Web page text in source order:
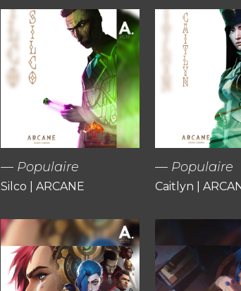
Populaire
Silco | ARCANE
Populaire
Caitlyn |